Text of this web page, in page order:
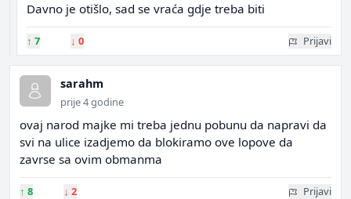
Davno je otišlo, sad se vraća gdje treba biti
↑ 7 ↓ 0 Prijavi
sarahm
prije 4 godine
ovaj narod majke mi treba jednu pobunu da napravi da
svi na ulice izadjemo da blokiramo ove lopove da
zavrse sa ovim obmanma
↑ 8 ↓ 2 Prijavi